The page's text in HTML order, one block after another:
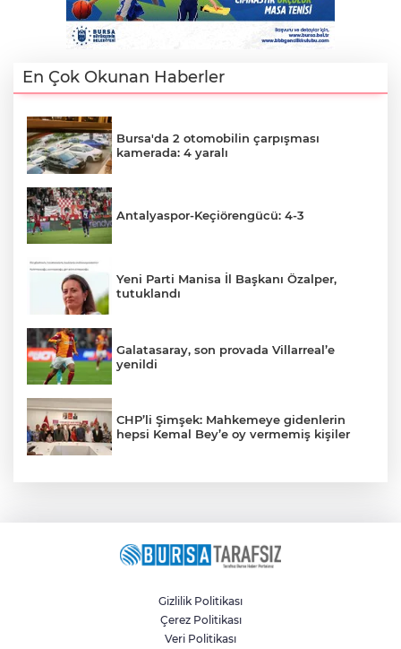
En Çok Okunan Haberler
Bursa'da 2 otomobilin çarpışması
kamerada: 4 yaralı
Antalyaspor-Keçiörengücü: 4-3
Yeni Parti Manisa İl Başkanı Özalper,
tutuklandı
Galatasaray, son provada Villarreal’e
yenildi
CHP’li Şimşek: Mahkemeye gidenlerin
hepsi Kemal Bey’e oy vermemiş kişiler
Gizlilik Politikası
Çerez Politikası
Veri Politikası